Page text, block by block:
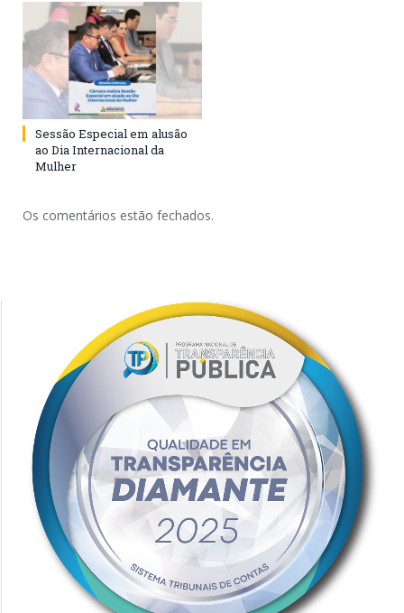
Sessão Especial em alusão
ao Dia Internacional da
Mulher
Os comentários estão fechados.